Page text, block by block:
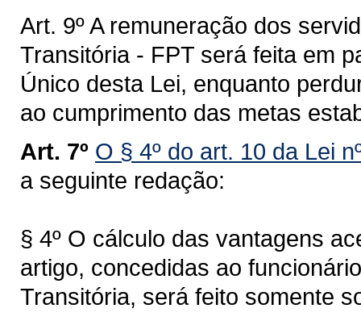
Art. 9º A remuneração dos
Transitória - FPT será feita em
Único desta Lei, enquanto
ao cumprimento das metas
Art. 7º O § 4º do art. 10 da Lei
a seguinte redação:
§ 4º O cálculo das vantagens
artigo, concedidas ao
Transitória, será feito somente